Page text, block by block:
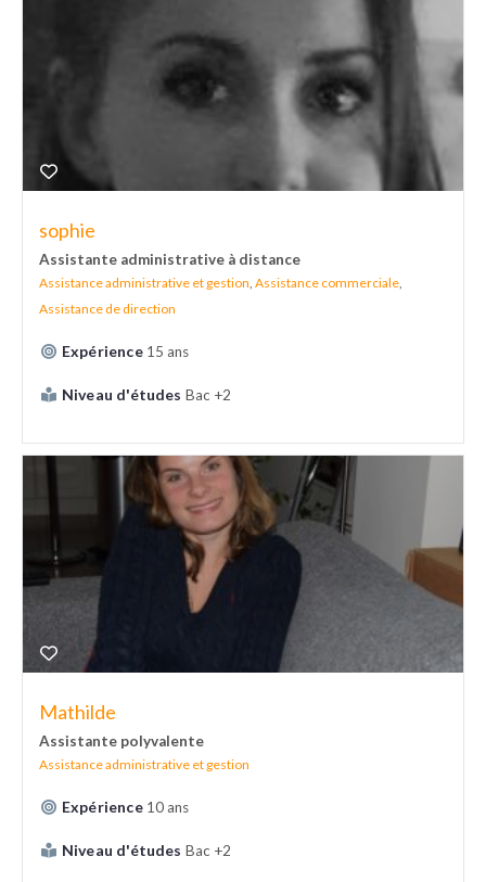
sophie
Assistante administrative à distance
Assistance administrative et gestion Assistance commerciale
Assistance de direction
Expérience 15 ans
Niveau d'études Bac +2
Mathilde
Assistante polyvalente
Assistance administrative et gestion
Expérience 10 ans
Niveau d'études Bac +2